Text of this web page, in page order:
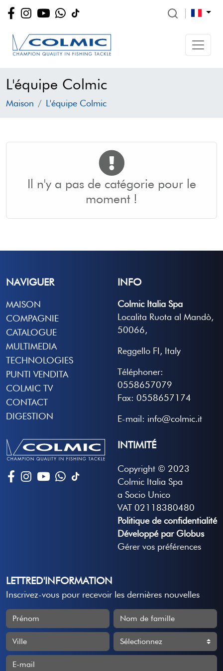
L'équipe Colmic
Maison L'équipe Colmic
Il n'y a pas de catégorie pour le
moment !
NAVIGUER
MAISON
COMPAGNIE
CATALOGUE
MULTIMEDIA
TECHNOLOGIES
PUNTI VENDITA
COLMIC TV
CONTACT
DIGESTION
INFO
Colmic Italia Spa
Localita Ruota al Mandò,
50066,
Reggello FI, Italy
Téléphoner:
0558657079
Fax: 0558657174
E-mail: info@colmic.it
INTIMITÉ
Copyright © 2023
Colmic Italia Spa
a Socio Unico
VAT 02118380480
Politique de confidentialité
Développé par Globus
Gérer vos préférences
LETTRED'INFORMATION
Inscrivez-vous pour recevoir les dernières nouvelles